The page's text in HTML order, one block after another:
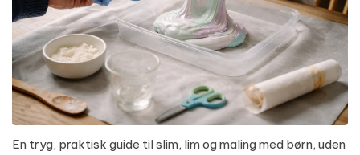
En tryg, praktisk guide til slim, lim og maling med børn, uden